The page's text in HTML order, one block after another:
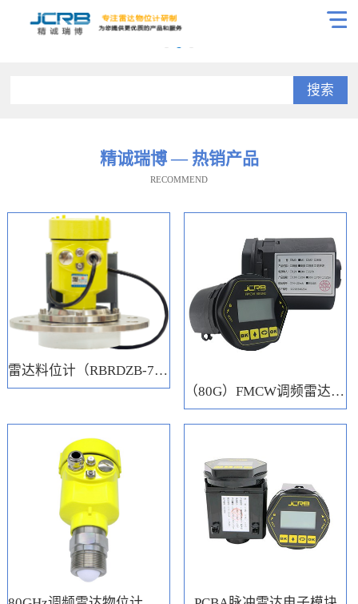
搜索
精诚瑞博 — 热销产品
RECOMMEND
雷达料位计（RBRDZB-71-6-C）
（80G）FMCW调频雷达电子模块